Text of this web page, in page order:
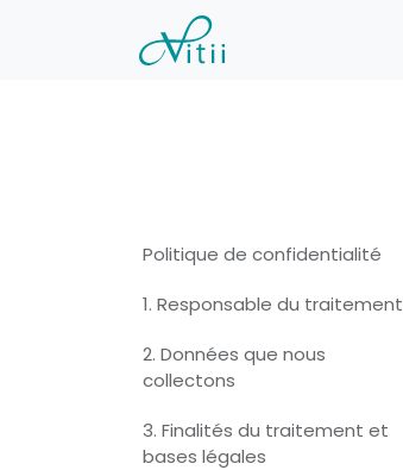
Politique de confidentialité
1. Responsable du traitement
2. Données que nous
collectons
3. Finalités du traitement et
bases légales